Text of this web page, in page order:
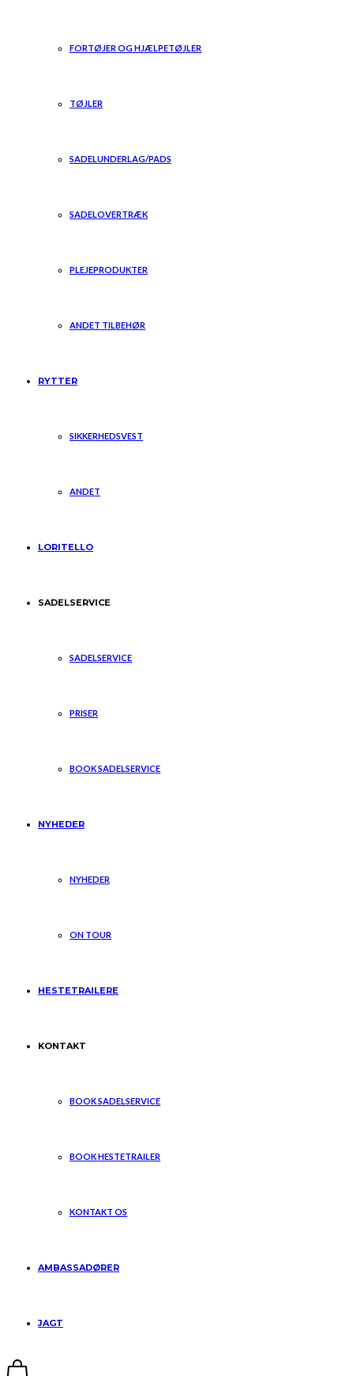
FORTØJER OG HJÆLPETØJLER
TØJLER
SADELUNDERLAG/PADS
SADELOVERTRÆK
PLEJEPRODUKTER
ANDET TILBEHØR
RYTTER
SIKKERHEDSVEST
ANDET
LORITELLO
SADELSERVICE
SADELSERVICE
PRISER
BOOK SADELSERVICE
NYHEDER
NYHEDER
ON TOUR
HESTETRAILERE
KONTAKT
BOOK SADELSERVICE
BOOK HESTETRAILER
KONTAKT OS
AMBASSADØRER
JAGT